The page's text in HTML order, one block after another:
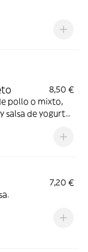
8,50 €
pollo o mixto,
salsa de yogurt
7,20 €